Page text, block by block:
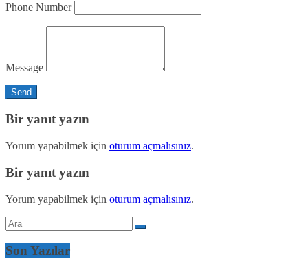
Phone Number
Message
Bir yanıt yazın
Yorum yapabilmek için oturum açmalısınız.
Bir yanıt yazın
Yorum yapabilmek için oturum açmalısınız.
Son Yazılar